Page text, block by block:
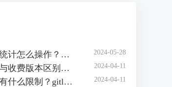
gitlab代码量统计怎么操作？如何在gitlab中自动统计代码行数？ 2024-05-28
gitlab免费版与收费版本区别？gitlab企业版怎样收费？ 2024-04-11
gitlab免费版有什么限制？gitlab免费版可以几人用？ 2024-04-11